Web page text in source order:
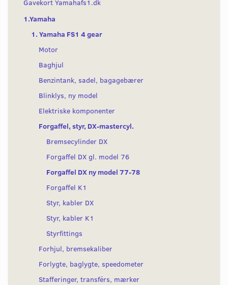
Gavekort Yamahafs1.dk
1.Yamaha
1. Yamaha FS1 4 gear
Motor
Baghjul
Benzintank, sadel, bagagebærer
Blinklys, ny model
Elektriske komponenter
Forgaffel, styr, DX-mastercyl.
Bremsecylinder DX
Forgaffel DX gl. model 76
Forgaffel DX ny model 77-78
Forgaffel K1
Styr, kabler DX
Styr, kabler K1
Styrfittings
Forhjul, bremsekaliber
Forlygte, baglygte, speedometer
Stafferinger, transférs, mærker